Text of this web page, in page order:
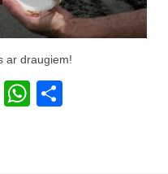
ar draugiem!
Pinterest
WhatsApp